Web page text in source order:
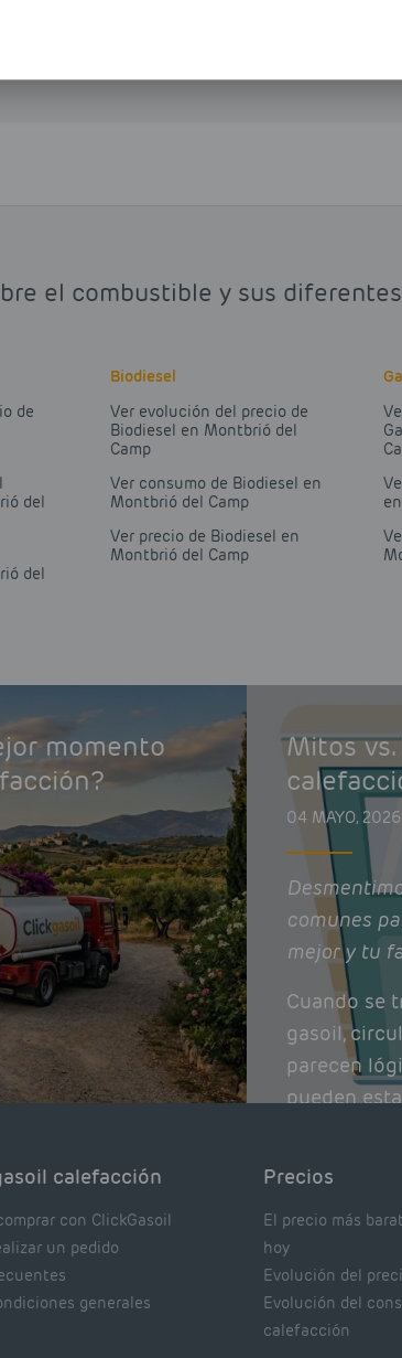
gasóleo y diésel, y ayuda a mantener limpios
emitidas.
el combustible y sus
de
del
del
Biodiesel
Ver evolución del precio de
Biodiesel en Montbrió del
Camp
Ver consumo de Biodiesel en
Montbrió del Camp
Ver precio de Biodiesel en
Montbrió del Camp
momento
Mitos
04 MAYO, 2026
comunes
mejor y tu
Cuando se
gasoil,
parecen
pueden
calefacción
con ClickGasoil
un pedido
generales
Precios
El precio más
hoy
Evolución del
Evolución del
calefacción